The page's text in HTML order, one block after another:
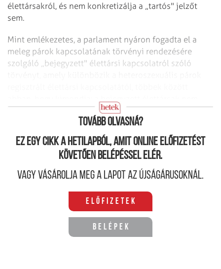
élettársakról, és nem konkretizálja a „tartós" jelzőt
sem.
Mint emlékezetes, a parlament nyáron fogadta el a
meleg párok kapcsolatának törvényi rendezésére
szolgáló „bejegyzett" élettársi kapcsolatról szóló
fogadhatnak gyermeket örökbe.
Tovább olvasná?
Ez egy cikk a hetilapból, amit online előfizetést
követően belépéssel elér.
Vagy vásárolja meg a lapot az újságárusoknál.
Előfizetek
Belépek